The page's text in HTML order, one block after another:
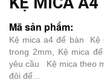
Mã sản phẩm:
Kệ mica a4 để bàn Kệ
trong 2mm, Kệ mica
yêu cầu Kệ mica theo
đôi để...